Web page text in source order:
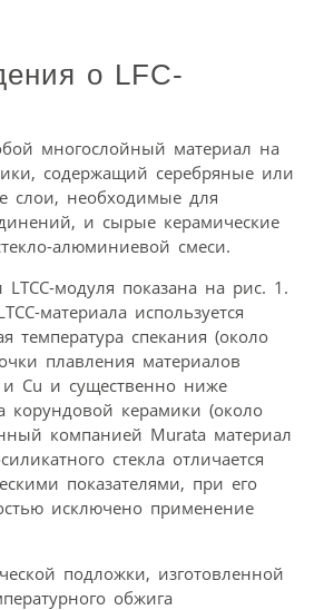
о LFC-
многослойный материал на
содержащий серебряные или
слои, необходимые для
и сырые керамические
алюминиевой смеси.
LTCC-модуля показана на рис. 1.
материала используется
температура спекания (около
плавления материалов
Cu и существенно ниже
корундовой керамики (около
компанией Murata материал
стекла отличается
показателями, при его
исключено применение